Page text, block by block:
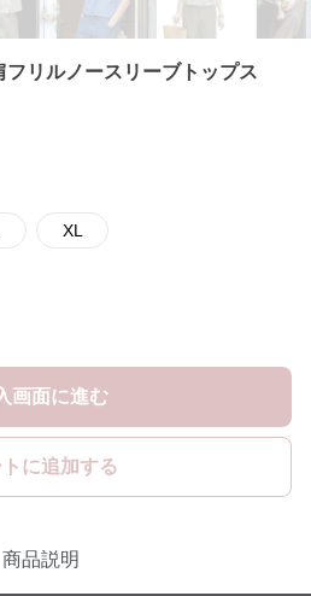
リルノースリーブトップス
XL
画面に進む
トに追加する
商品説明